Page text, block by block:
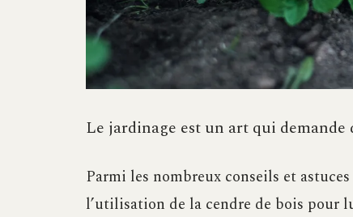
Le jardinage est un art qui demande
Parmi les nombreux conseils et
l’utilisation de la cendre de bois pour